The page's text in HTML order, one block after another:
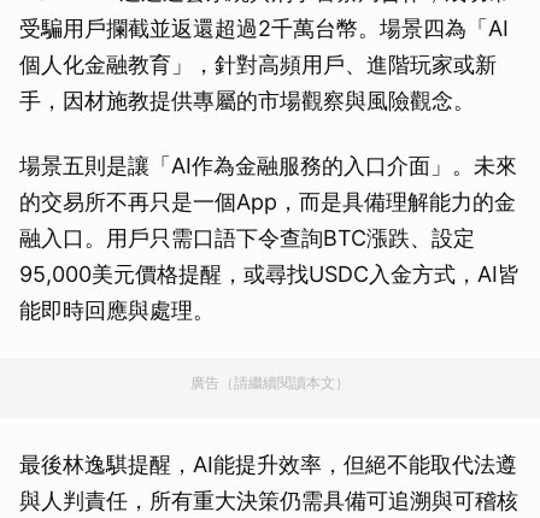
受騙用戶攔截並返還超過2千萬台幣。場景四為「AI
個人化金融教育」，針對高頻用戶、進階玩家或新
手，因材施教提供專屬的市場觀察與風險觀念。
場景五則是讓「AI作為金融服務的入口介面」。未來
的交易所不再只是一個App，而是具備理解能力的金
融入口。用戶只需口語下令查詢BTC漲跌、設定
95,000美元價格提醒，或尋找USDC入金方式，AI皆
能即時回應與處理。
廣告（請繼續閱讀本文）
最後林逸騏提醒，AI能提升效率，但絕不能取代法遵
與人判責任，所有重大決策仍需具備可追溯與可稽核